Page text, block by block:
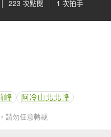
223 次點閱 1 次拍手
峰 阿冷山北北峰
請勿任意轉載